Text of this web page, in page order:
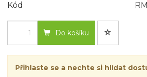
Kód
Do košíku
Přihlaste se a nechte si hlídat